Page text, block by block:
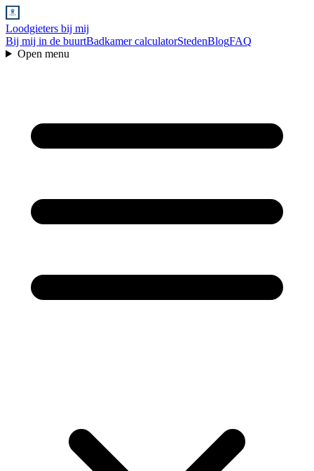
Loodgieters bij mij
Bij mij in de buurtBadkamer calculatorStedenBlogFAQ
Open menu